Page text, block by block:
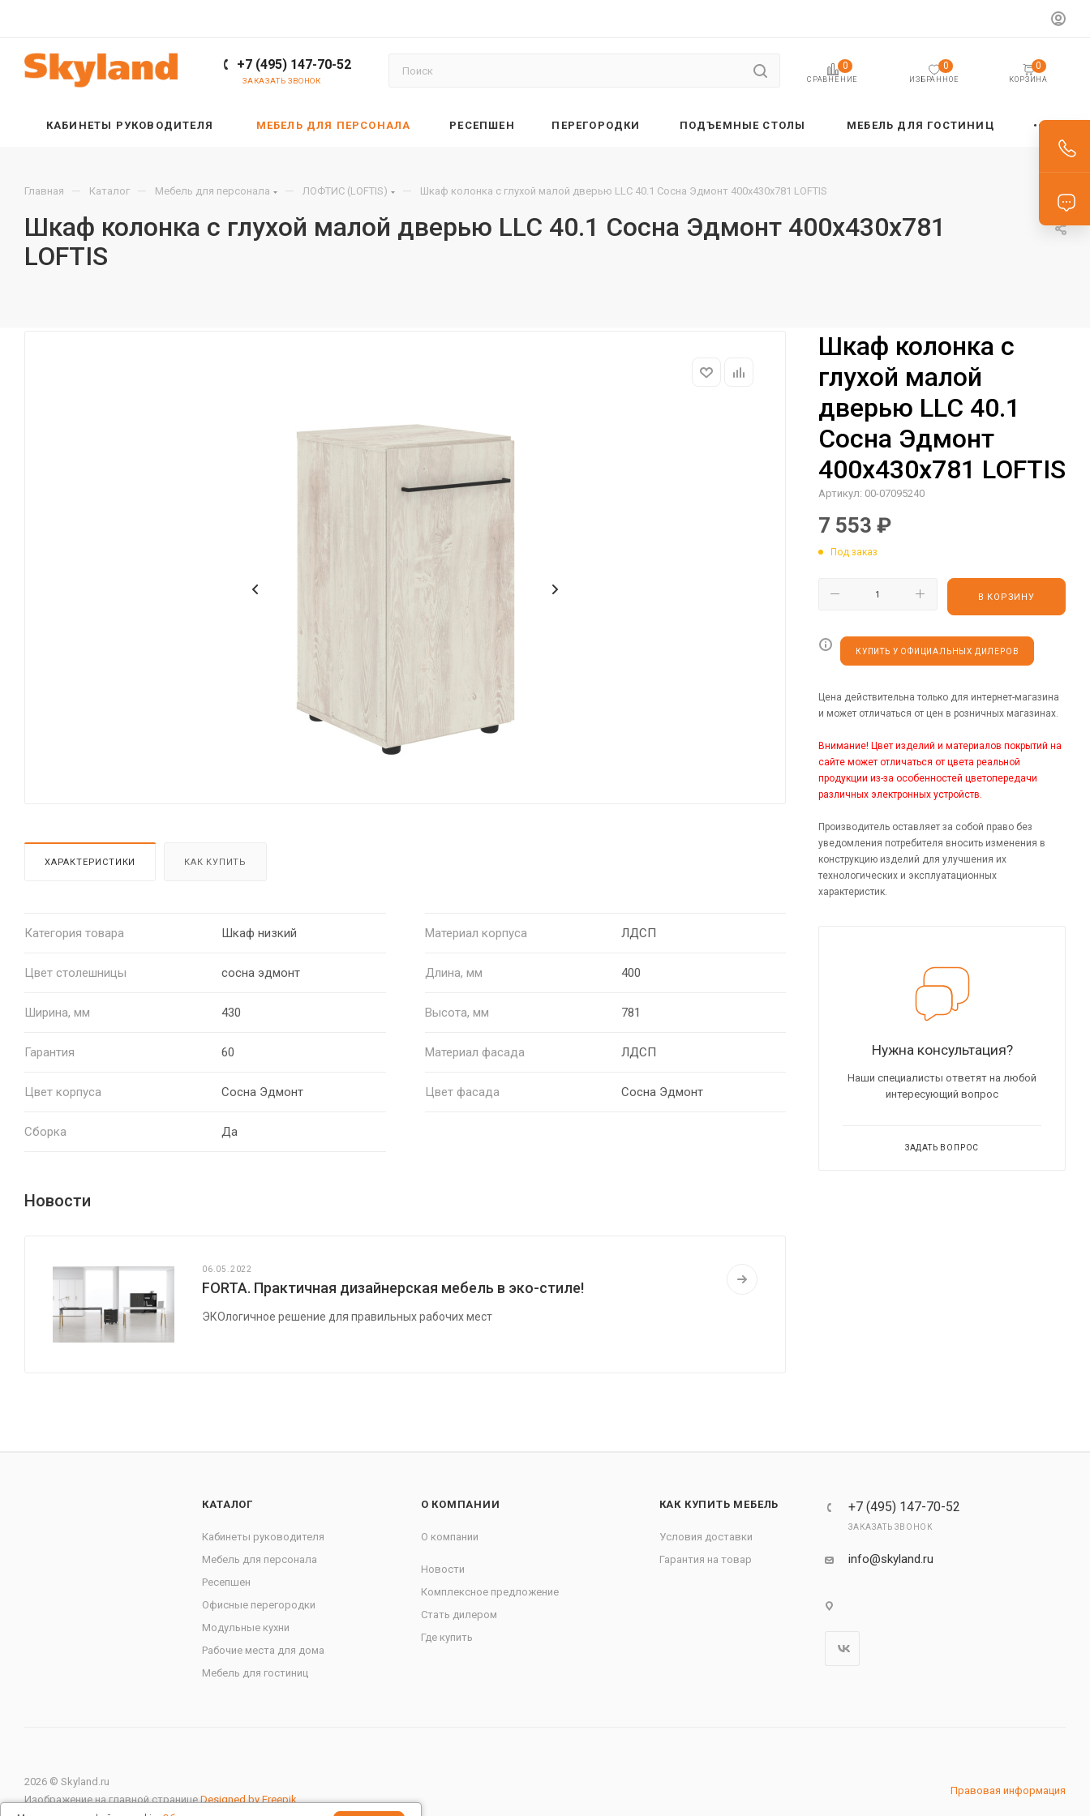
+7 (495) 147-70-52
ЗАКАЗАТЬ ЗВОНОК СРАВНЕНИЕ
0
ИЗБРАННОЕ
0
КОРЗИНА
0
КАБИНЕТЫ РУКОВОДИТЕЛЯ МЕБЕЛЬ ДЛЯ ПЕРСОНАЛА РЕСЕПШЕН ПЕРЕГОРОДКИ ПОДЪЕМНЫЕ СТОЛЫ МЕБЕЛЬ ДЛЯ ГОСТИНИЦ
Главная — Каталог — Мебель для персонала — ЛОФТИС (LOFTIS) — Шкаф колонка с глухой малой дверью LLC 40.1 Сосна Эдмонт 400х430х781 LOFTIS
Шкаф колонка с глухой малой дверью LLC 40.1 Сосна Эдмонт 400х430х781
LOFTIS
ХАРАКТЕРИСТИКИ КАК КУПИТЬ
Категория товара Шкаф низкий Материал корпуса ЛДСП
Цвет столешницы сосна эдмонт Длина, мм 400
Ширина, мм 430 Высота, мм 781
Гарантия 60 Материал фасада ЛДСП
Цвет корпуса Сосна Эдмонт Цвет фасада Сосна Эдмонт
Сборка Да
Новости
06.05.2022
FORTA. Практичная дизайнерская мебель в эко-стиле!
ЭКОлогичное решение для правильных рабочих мест
Шкаф колонка с
глухой малой
дверью LLC 40.1
Сосна Эдмонт
400х430х781 LOFTIS
Артикул: 00-07095240
7 553 ₽
Под заказ
В КОРЗИНУ
КУПИТЬ У ОФИЦИАЛЬНЫХ ДИЛЕРОВ
Цена действительна только для интернет-магазина
и может отличаться от цен в розничных магазинах.
Внимание! Цвет изделий и материалов покрытий на
сайте может отличаться от цвета реальной
продукции из-за особенностей цветопередачи
различных электронных устройств.
Производитель оставляет за собой право без
уведомления потребителя вносить изменения в
конструкцию изделий для улучшения их
технологических и эксплуатационных
характеристик.
Нужна консультация?
Наши специалисты ответят на любой
интересующий вопрос
ЗАДАТЬ ВОПРОС
КАТАЛОГ
Кабинеты руководителя
Мебель для персонала
Ресепшен
Офисные перегородки
Модульные кухни
Рабочие места для дома
Мебель для гостиниц
О КОМПАНИИ
О компании
Новости
Комплексное предложение
Стать дилером
Где купить
КАК КУПИТЬ МЕБЕЛЬ
Условия доставки
Гарантия на товар
+7 (495) 147-70-52
ЗАКАЗАТЬ ЗВОНОК
info@skyland.ru
2026 © Skyland.ru
Изображение на главной страницеDesigned by Freepik
Правовая информация